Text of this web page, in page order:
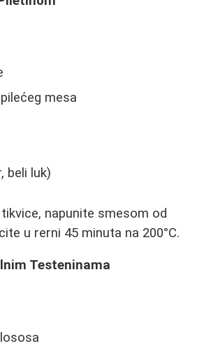
mesa
beli luk)
napunite smesom od
u rerni 45 minuta na 200°C.
Testeninama